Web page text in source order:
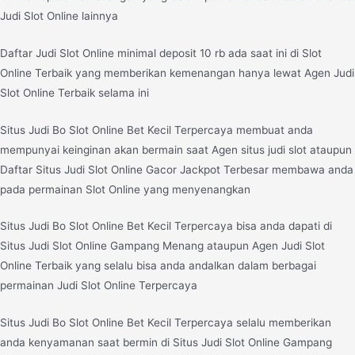
Judi Slot Online lainnya
Daftar Judi Slot Online minimal deposit 10 rb ada saat ini di Slot
Online Terbaik yang memberikan kemenangan hanya lewat Agen Judi
Slot Online Terbaik selama ini
Situs Judi Bo Slot Online Bet Kecil Terpercaya membuat anda
mempunyai keinginan akan bermain saat Agen situs judi slot ataupun
Daftar Situs Judi Slot Online Gacor Jackpot Terbesar membawa anda
pada permainan Slot Online yang menyenangkan
Situs Judi Bo Slot Online Bet Kecil Terpercaya bisa anda dapati di
Situs Judi Slot Online Gampang Menang ataupun Agen Judi Slot
Online Terbaik yang selalu bisa anda andalkan dalam berbagai
permainan Judi Slot Online Terpercaya
Situs Judi Bo Slot Online Bet Kecil Terpercaya selalu memberikan
anda kenyamanan saat bermin di Situs Judi Slot Online Gampang